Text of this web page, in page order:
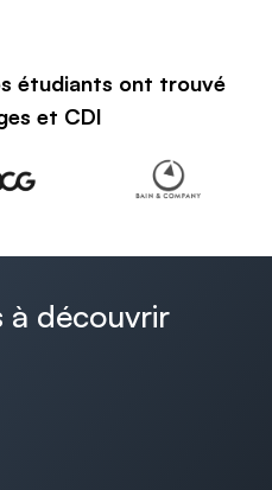
étudiants ont trouvé
et CDI
à découvrir